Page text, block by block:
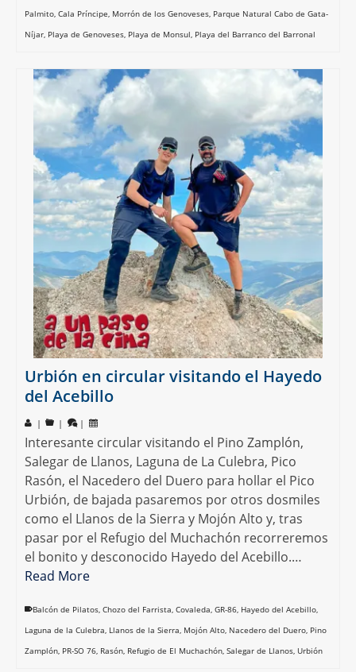
Palmito, Cala Príncipe, Morrón de los Genoveses, Parque Natural Cabo de Gata-
Níjar, Playa de Genoveses, Playa de Monsul, Playa del Barranco del Barronal
Urbión en circular visitando el Hayedo
del Acebillo
| | |
Interesante circular visitando el Pino Zamplón,
Salegar de Llanos, Laguna de La Culebra, Pico
Rasón, el Nacedero del Duero para hollar el Pico
Urbión, de bajada pasaremos por otros dosmiles
como el Llanos de la Sierra y Mojón Alto y, tras
pasar por el Refugio del Muchachón recorreremos
el bonito y desconocido Hayedo del Acebillo.…
Read More
Balcón de Pilatos, Chozo del Farrista, Covaleda, GR-86, Hayedo del Acebillo,
Laguna de la Culebra, Llanos de la Sierra, Mojón Alto, Nacedero del Duero, Pino
Zamplón, PR-SO 76, Rasón, Refugio de El Muchachón, Salegar de Llanos, Urbión